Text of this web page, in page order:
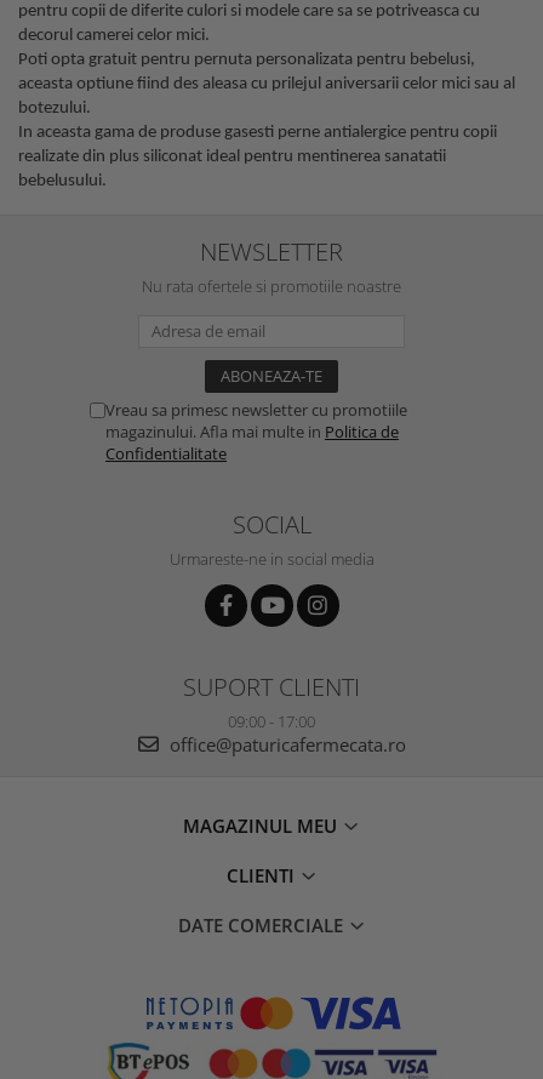
pentru copii de diferite culori si modele care sa se potriveasca cu
decorul camerei celor mici.
Poti opta gratuit pentru pernuta personalizata pentru bebelusi,
aceasta optiune fiind des aleasa cu prilejul aniversarii celor mici sau al
botezului.
In aceasta gama de produse gasesti perne antialergice pentru copii
realizate din plus siliconat ideal pentru mentinerea sanatatii
bebelusului.
NEWSLETTER
Nu rata ofertele si promotiile noastre
Vreau sa primesc newsletter cu promotiile
magazinului. Afla mai multe in Politica de
Confidentialitate
SOCIAL
Urmareste-ne in social media
SUPORT CLIENTI
09:00 - 17:00
office@paturicafermecata.ro
MAGAZINUL MEU
CLIENTI
DATE COMERCIALE